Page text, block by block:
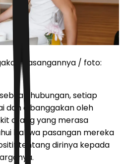
pasangannya / foto:
hubungan, setiap
dan dibanggakan oleh
orang yang merasa
bahwa pasangan mereka
tentang dirinya kepada